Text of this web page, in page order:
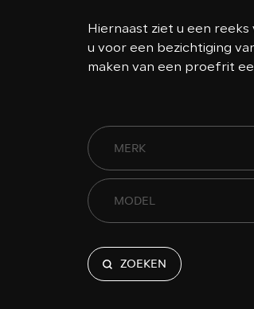
Hiernaast ziet u een
u voor een bezichtiging
maken van een proefrit
ZOEKEN